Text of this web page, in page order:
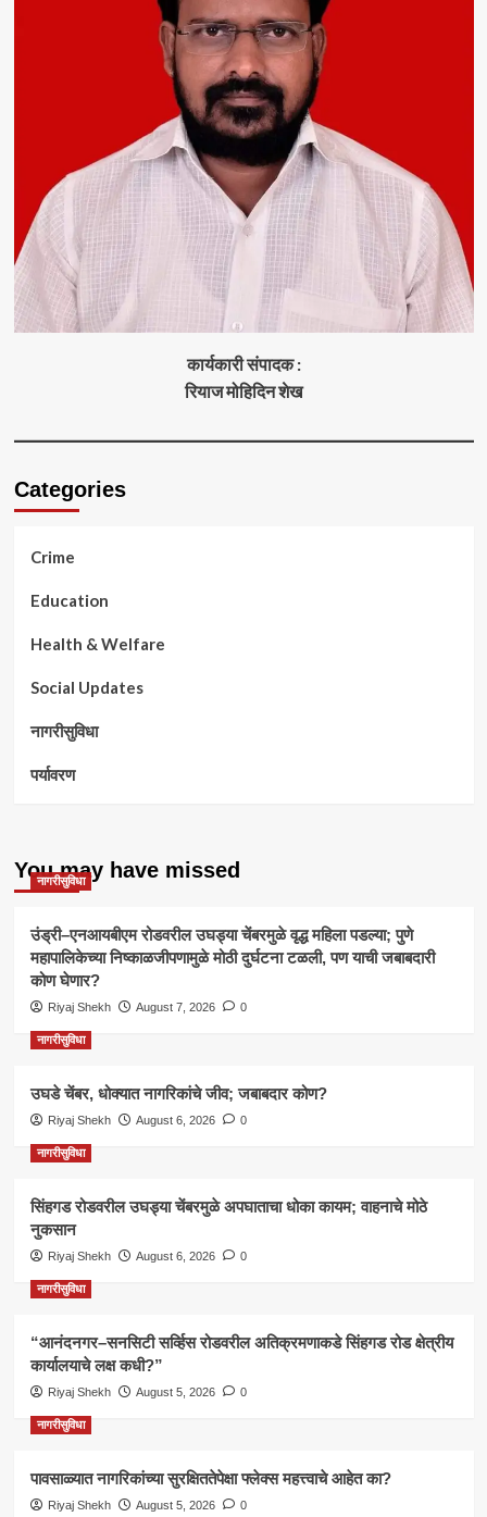
कार्यकारी संपादक :
रियाज मोहिदिन शेख
Categories
Crime
Education
Health & Welfare
Social Updates
नागरीसुविधा
पर्यावरण
You may have missed
नागरीसुविधा
उंड्री–एनआयबीएम रोडवरील उघड्या चेंबरमुळे वृद्ध महिला पडल्या; पुणे
महापालिकेच्या निष्काळजीपणामुळे मोठी दुर्घटना टळली, पण याची जबाबदारी
कोण घेणार?
Riyaj Shekh August 7, 2026 0
नागरीसुविधा
उघडे चेंबर, धोक्यात नागरिकांचे जीव; जबाबदार कोण?
Riyaj Shekh August 6, 2026 0
नागरीसुविधा
सिंहगड रोडवरील उघड्या चेंबरमुळे अपघाताचा धोका कायम; वाहनाचे मोठे
नुकसान
Riyaj Shekh August 6, 2026 0
नागरीसुविधा
“आनंदनगर–सनसिटी सर्व्हिस रोडवरील अतिक्रमणाकडे सिंहगड रोड क्षेत्रीय
कार्यालयाचे लक्ष कधी?”
Riyaj Shekh August 5, 2026 0
नागरीसुविधा
पावसाळ्यात नागरिकांच्या सुरक्षिततेपेक्षा फ्लेक्स महत्त्वाचे आहेत का?
Riyaj Shekh August 5, 2026 0